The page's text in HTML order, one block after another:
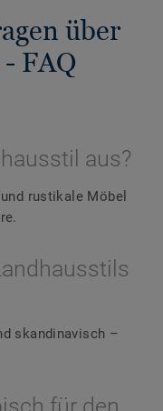
über
FAQ
aus?
rustikale Möbel
skandinavisch –
für den